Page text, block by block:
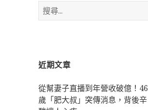
搜
尋
近期文章
從幫妻子直播到年營收破億！46
歲「肥大叔」突傳消息，背後辛